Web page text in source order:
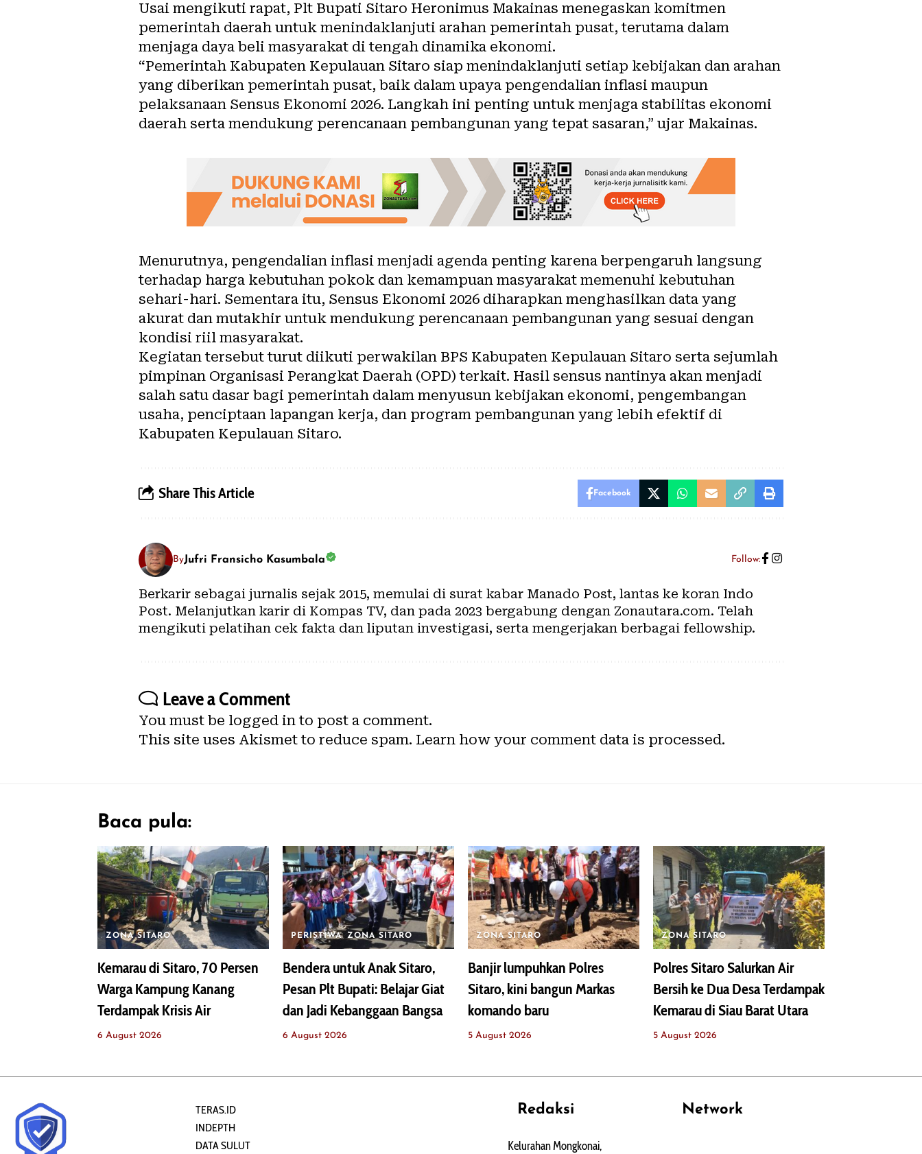
Usai mengikuti rapat, Plt Bupati Sitaro Heronimus Makainas menegaskan komitmen
pemerintah daerah untuk menindaklanjuti arahan pemerintah pusat, terutama dalam
menjaga daya beli masyarakat di tengah dinamika ekonomi.
“Pemerintah Kabupaten Kepulauan Sitaro siap menindaklanjuti setiap kebijakan dan arahan
yang diberikan pemerintah pusat, baik dalam upaya pengendalian inflasi maupun
pelaksanaan Sensus Ekonomi 2026. Langkah ini penting untuk menjaga stabilitas ekonomi
daerah serta mendukung perencanaan pembangunan yang tepat sasaran,” ujar Makainas.
Menurutnya, pengendalian inflasi menjadi agenda penting karena berpengaruh langsung
terhadap harga kebutuhan pokok dan kemampuan masyarakat memenuhi kebutuhan
sehari-hari. Sementara itu, Sensus Ekonomi 2026 diharapkan menghasilkan data yang
akurat dan mutakhir untuk mendukung perencanaan pembangunan yang sesuai dengan
kondisi riil masyarakat.
Kegiatan tersebut turut diikuti perwakilan BPS Kabupaten Kepulauan Sitaro serta sejumlah
pimpinan Organisasi Perangkat Daerah (OPD) terkait. Hasil sensus nantinya akan menjadi
salah satu dasar bagi pemerintah dalam menyusun kebijakan ekonomi, pengembangan
usaha, penciptaan lapangan kerja, dan program pembangunan yang lebih efektif di
Kabupaten Kepulauan Sitaro.
Share This Article Facebook
ByJufri Fransicho Kasumbala Follow:
Berkarir sebagai jurnalis sejak 2015, memulai di surat kabar Manado Post, lantas ke koran Indo
Post. Melanjutkan karir di Kompas TV, dan pada 2023 bergabung dengan Zonautara.com. Telah
mengikuti pelatihan cek fakta dan liputan investigasi, serta mengerjakan berbagai fellowship.
Leave a Comment
You must be logged into post a comment.
This site uses Akismet to reduce spam. Learn how your comment data is processed.
Baca pula:
ZONA SITARO
Kemarau di Sitaro, 70 Persen
Warga Kampung Kanang
Terdampak Krisis Air
6 August 2026
PERISTIWA ZONA SITARO
Bendera untuk Anak Sitaro,
Pesan Plt Bupati: Belajar Giat
dan Jadi Kebanggaan Bangsa
6 August 2026
ZONA SITARO
Banjir lumpuhkan Polres
Sitaro, kini bangun Markas
komando baru
5 August 2026
ZONA SITARO
Polres Sitaro Salurkan Air
Bersih ke Dua Desa Terdampak
Kemarau di Siau Barat Utara
5 August 2026
TERAS.ID
INDEPTH
DATA SULUT
Redaksi
Kelurahan Mongkonai,
Network